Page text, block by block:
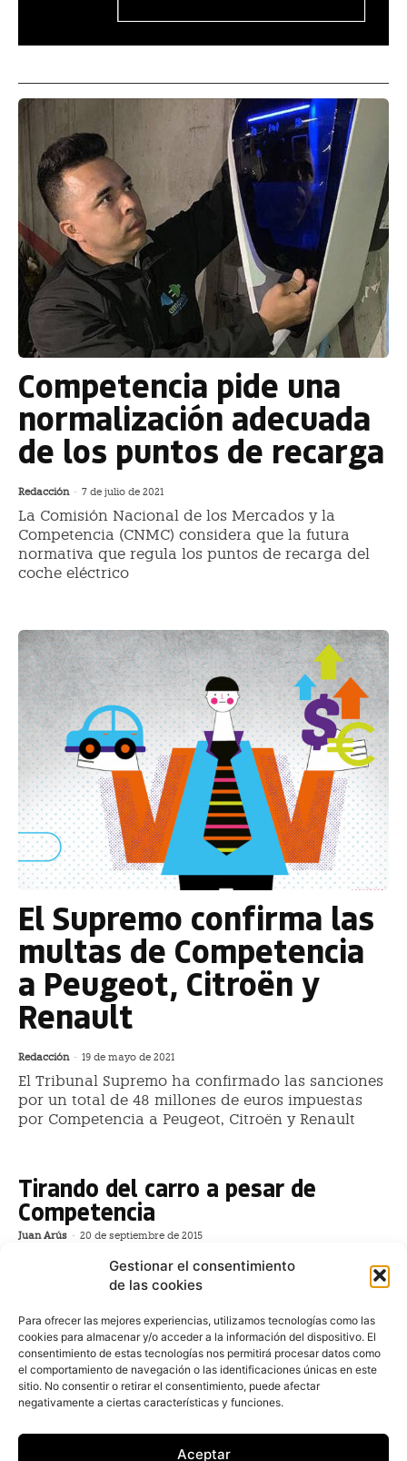
Gestionar el consentimiento
de las cookies
Para ofrecer las mejores experiencias, utilizamos tecnologías como las
cookies para almacenar y/o acceder a la información del dispositivo. El
consentimiento de estas tecnologías nos permitirá procesar datos como
el comportamiento de navegación o las identificaciones únicas en este
sitio. No consentir o retirar el consentimiento, puede afectar
negativamente a ciertas características y funciones.
Aceptar
Competencia pide una
normalización adecuada
de los puntos de recarga
Redacción - 7 de julio de 2021
La Comisión Nacional de los Mercados y la
Competencia (CNMC) considera que la futura
normativa que regula los puntos de recarga del
coche eléctrico
El Supremo confirma las
multas de Competencia
a Peugeot, Citroën y
Renault
Redacción - 19 de mayo de 2021
El Tribunal Supremo ha confirmado las sanciones
por un total de 48 millones de euros impuestas
por Competencia a Peugeot, Citroën y Renault
Tirando del carro a pesar de
Competencia
Juan Arús - 20 de septiembre de 2015
El castigo fijado por la Comisión Nacional de los
Mercados y la Competencia erosiona a algunas
Hasta 10 concesionarios de
Toyota España, sancionados por
Competencia con 1,7 millones de
euros
Redacción - 12 de marzo de 2015